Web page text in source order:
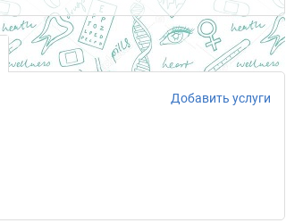
Добавить услуги